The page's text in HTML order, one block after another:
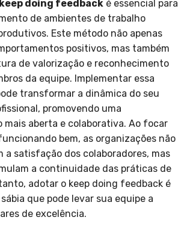
keep doing feedback é essencial para
de ambientes de trabalho
Este método não apenas
positivos, mas também
de valorização e reconhecimento
da equipe. Implementar essa
transformar a dinâmica do seu
promovendo uma
mais aberta e colaborativa. Ao focar
bem, as organizações não
a satisfação dos colaboradores, mas
a continuidade das práticas de
adotar o keep doing feedback é
que pode levar sua equipe a
de excelência.